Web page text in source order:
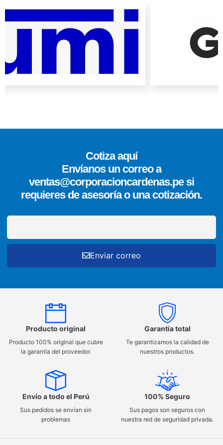
Cotiza aquí
Envíanos un correo a
ventas@corporacioncardenas.pe si
requieres de asesoría o una cotización.
Enviar correo
Producto original
Producto 100% original que cubre
la garantía del proveedor.
Garantía total
Te garantizamos la calidad de
nuestros productos.
Envío a todo el Perú
Sus pedidos se envían sin
problemas
100% Seguro
Sus pagos son seguros con
nuestra red de seguridad privada.